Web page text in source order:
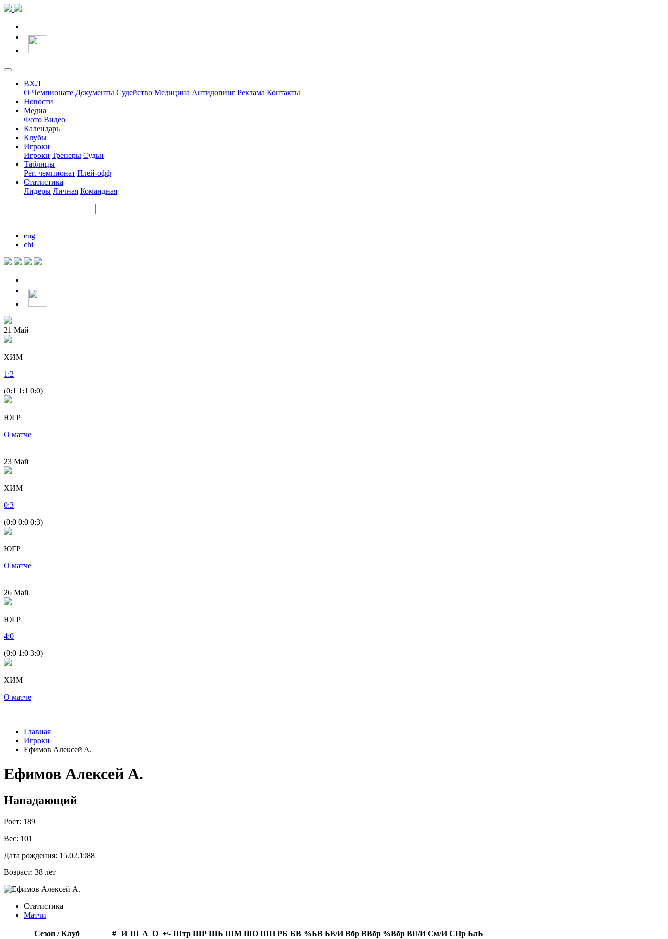
ВХЛ
О Чемпионате Документы Судейство Медицина Антидопинг Реклама Контакты
Новости
Медиа
Фото Видео
Календарь
Клубы
Игроки
Игроки Тренеры Судьи
Таблицы
Рег. чемпионат Плей-офф
Статистика
Лидеры Личная Командная
eng
chi
21 Май
ХИМ
1 :2
(0:1 1:1 0:0)
ЮГР
О матче
23 Май
ХИМ
0:3
(0:0 0:0 0:3)
ЮГР
О матче
26 Май
ЮГР
4:0
(0:0 1:0 3:0)
ХИМ
О матче
Главная
Игроки
Ефимов Алексей А.
Ефимов Алексей А.
Нападающий
Рост: 189
Вес: 101
Дата рождения: 15.02.1988
Возраст: 38 лет
Статистика
Матчи
Сезон / Клуб # И Ш А О +/- Штр ШР ШБ ШМ ШО ШП РБ БВ %БВ БВ/И Вбр ВВбр %Вбр ВП/И См/И СПр БлБ